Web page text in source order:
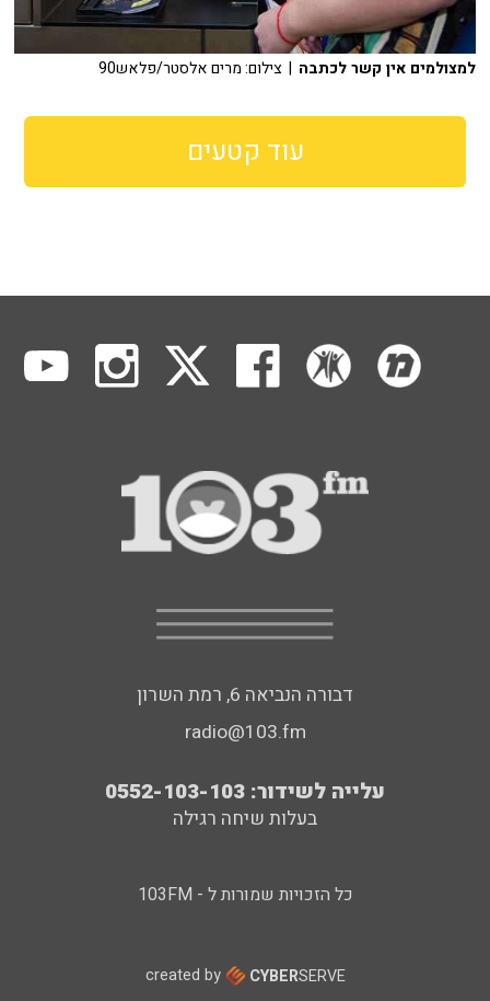
למצולמים אין קשר לכתבה | צילום: מרים אלסטר/פלאש90
עוד קטעים
דבורה הנביאה 6, רמת השרון
radio@103.fm
עלייה לשידור: 0552-103-103
בעלות שיחה רגילה
כל הזכויות שמורות ל - 103FM
created by CYBERSERVE